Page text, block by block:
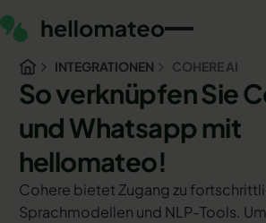
INTEGRATIONEN COHERE AI
So verknüpfen Sie
und Whatsapp mit
hellomateo!
Cohere bietet Zugang zu
Sprachmodellen und NLP-Tools.